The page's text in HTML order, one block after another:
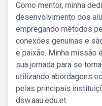
Como mentor, minha
desenvolvimento dos
empregando métodos
conexões genuínas e
e paixão. Minha missão
sua jornada para se
utilizando abordagens
pelas principais
dsw.aau.edu.et.